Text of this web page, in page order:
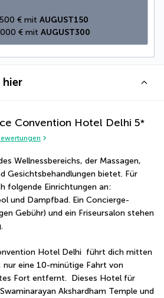
€ mit AUGUST150
€ mit AUGUST300
hier
Convention Hotel Delhi 5*
Wellnessbereichs, der Massagen,
Gesichtsbehandlungen bietet. Für
folgende Einrichtungen an:
und Dampfbad. Ein Concierge-
Gebühr) und ein Friseursalon stehen
Hotel Delhi  führt dich mitten
nur eine 10-minütige Fahrt von
Fort entfernt.  Dieses Hotel für
Akshardham Temple und